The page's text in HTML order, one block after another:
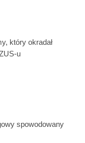
który okradał
u
spowodowany